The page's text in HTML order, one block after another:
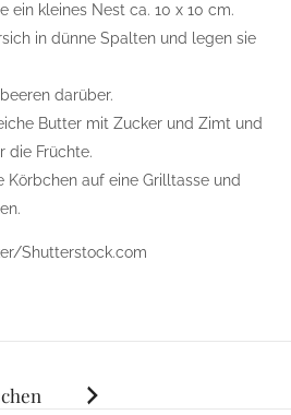
ein kleines Nest ca. 10 x 10 cm.
in dünne Spalten und legen sie
darüber.
Butter mit Zucker und Zimt und
die Früchte.
Körbchen auf eine Grilltasse und
Shutterstock.com